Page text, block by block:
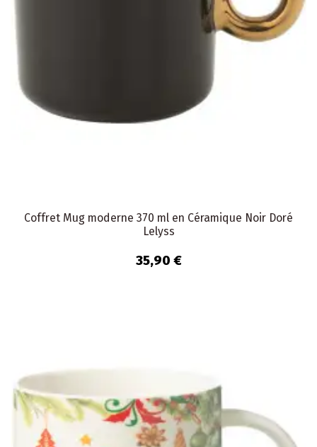
Coffret Mug moderne 370 ml en Céramique Noir Doré
Lelyss
35,90 €